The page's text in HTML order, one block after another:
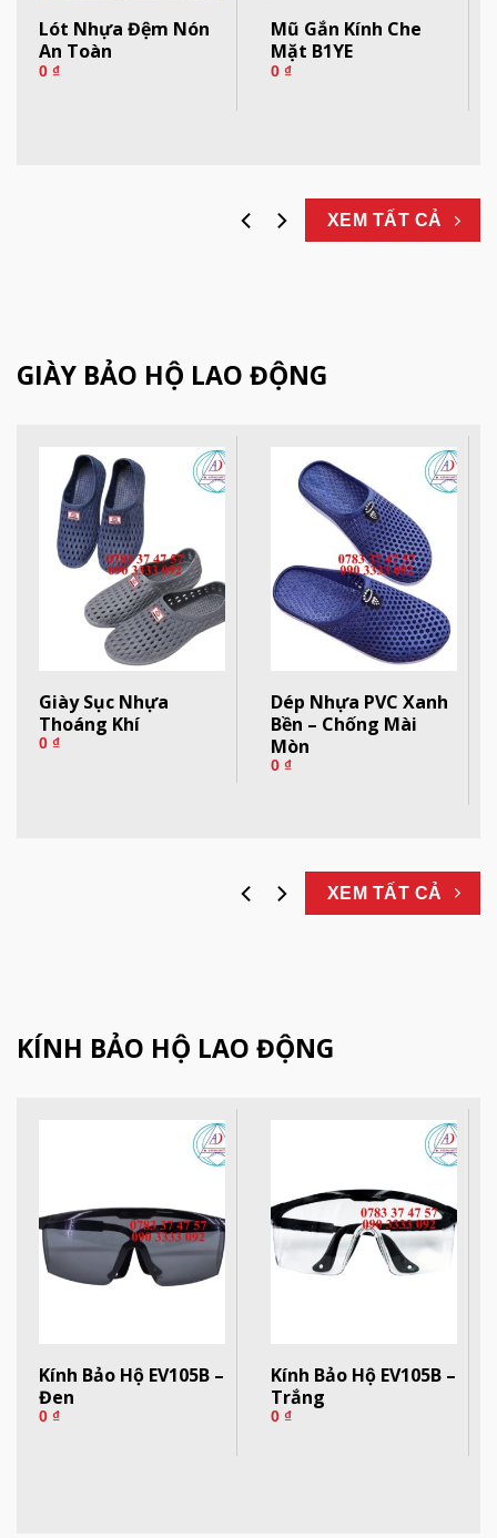
Lót Nhựa Đệm Nón
An Toàn
0 ₫
Mũ Gắn Kính Che
Mặt B1YE
0 ₫
XEM TẤT CẢ
GIÀY BẢO HỘ LAO ĐỘNG
Giày Sục Nhựa
Thoáng Khí
0 ₫
Dép Nhựa PVC Xanh
Bền – Chống Mài
Mòn
0 ₫
XEM TẤT CẢ
KÍNH BẢO HỘ LAO ĐỘNG
Kính Bảo Hộ EV105B –
Đen
0 ₫
Kính Bảo Hộ EV105B –
Trắng
0 ₫